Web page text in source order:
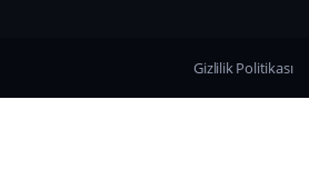
Gizlilik Politikası